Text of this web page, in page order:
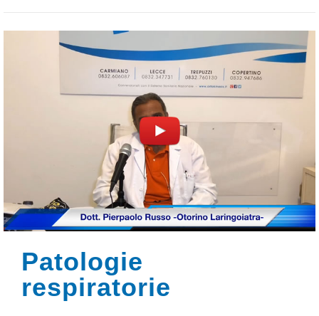
Patologie
respiratorie